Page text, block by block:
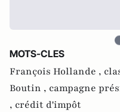
MOTS-CLES
François Hollande ,
Boutin , campagne
, crédit d'impôt